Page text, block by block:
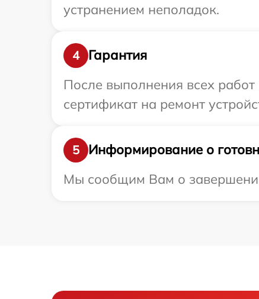
устранением неполадок.
4
Гарантия
После выполнения всех
сертификат на ремонт
5
Информирование о
Мы сообщим Вам о